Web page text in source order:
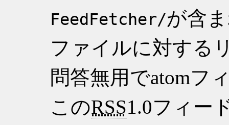
FeedFetcher/が含
ファイルに対する
問答無用でatomフ
このRSS1.0フィー